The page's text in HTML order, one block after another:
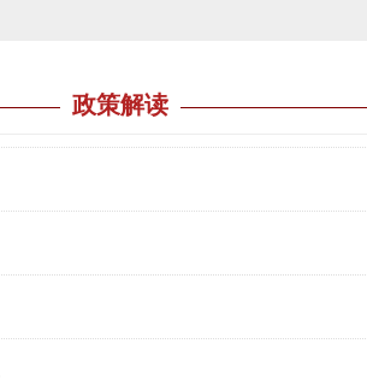
政策解读